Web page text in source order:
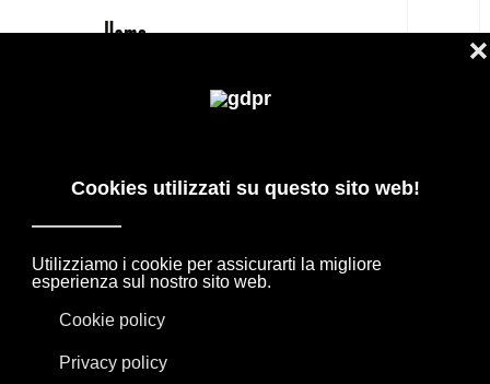
DESIGN PER LA ZONA NOTTE
FLEXFORM, MOOOI. BIANCHERIA, TAPPETI E
LIMONTA. ILLUMINAZIONE DAVIDE GROPPI
OLUCE.